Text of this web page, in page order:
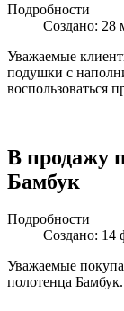
Подробности
Создано: 28
Уважаемые
подушки с
воспользоваться
В продажу
Бамбук
Подробности
Создано: 14
Уважаемые
полотенца